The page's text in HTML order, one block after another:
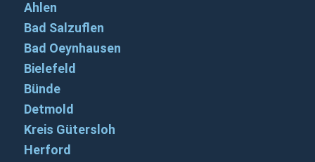
Ahlen
Bad Salzuflen
Bad Oeynhausen
Bielefeld
Bünde
Detmold
Kreis Gütersloh
Herford